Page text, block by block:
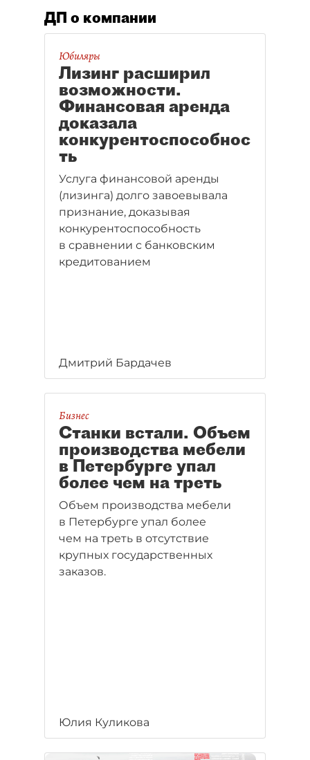
ДП о компании
Юбиляры
Лизинг расширил
возможности.
Финансовая аренда
доказала
конкурентоспособнос
ть
Услуга финансовой аренды
(лизинга) долго завоевывала
признание, доказывая
конкурентоспособность
в сравнении с банковским
кредитованием
Дмитрий Бардачев
Бизнес
Станки встали. Объем
производства мебели
в Петербурге упал
более чем на треть
Объем производства мебели
в Петербурге упал более
чем на треть в отсутствие
крупных государственных
заказов.
Юлия Куликова